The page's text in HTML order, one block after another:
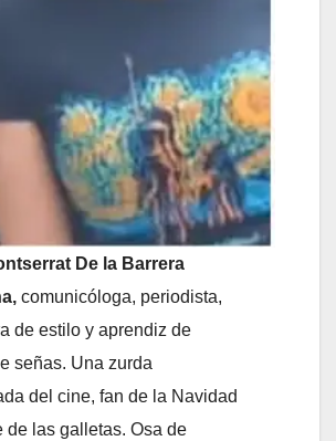
De la Barrera
comunicóloga, periodista,
de estilo y aprendiz de
señas. Una zurda
del cine, fan de la Navidad
de las galletas. Osa de